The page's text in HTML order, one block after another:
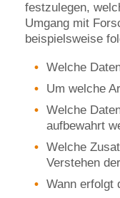
festzulegen,
Umgang mit
beispielsweise
Welche
Um welche
Welche
aufbewahrt
Welche
Verstehen
Wann erfolgt